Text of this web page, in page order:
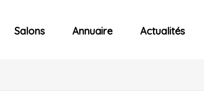
Salons Annuaire Actualités